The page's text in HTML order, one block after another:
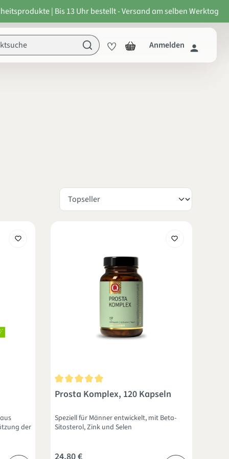
| Bis 13 Uhr bestellt - Versand am selben Werktag
Anmelden
5 von 5 Sternen
der
Durchschnittliche Bewertung von 5 von 5 Sternen
Prosta Komplex, 120 Kapseln
Speziell für Männer entwickelt, mit Beta-
Sitosterol, Zink und Selen